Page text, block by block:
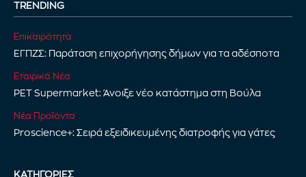
TRENDING
Επικαιρότητα
ΕΓΠΖΣ: Παράταση επιχορήγησης δήμων για τα αδέσποτα
Εταιρικά Νέα
PET Supermarket: Άνοιξε νέο κατάστημα στη Βούλα
Νέα Προϊόντα
Proscience+: Σειρά εξειδικευμένης διατροφής για γάτες
ΚΑΤΗΓΟΡΊΕΣ